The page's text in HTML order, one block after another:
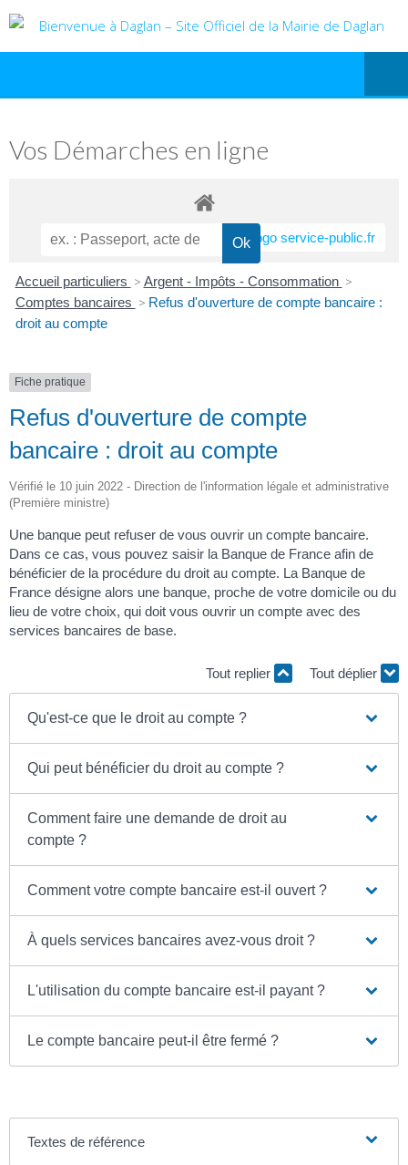
Vos Démarches en ligne
Accueil particuliers > Argent - Impôts - Consommation >
Comptes bancaires > Refus d'ouverture de compte bancaire :
droit au compte
Fiche pratique
Refus d'ouverture de compte
bancaire : droit au compte
Vérifié le 10 juin 2022 - Direction de l'information légale et administrative
(Première ministre)
Une banque peut refuser de vous ouvrir un compte bancaire.
Dans ce cas, vous pouvez saisir la Banque de France afin de
bénéficier de la procédure du droit au compte. La Banque de
France désigne alors une banque, proche de votre domicile ou du
lieu de votre choix, qui doit vous ouvrir un compte avec des
services bancaires de base.
Tout replier Tout déplier
Qu'est-ce que le droit au compte ?
Qui peut bénéficier du droit au compte ?
Comment faire une demande de droit au
compte ?
Comment votre compte bancaire est-il ouvert ?
À quels services bancaires avez-vous droit ?
L'utilisation du compte bancaire est-il payant ?
Le compte bancaire peut-il être fermé ?
Textes de référence